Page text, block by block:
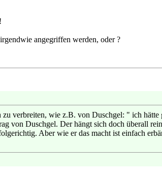
angegriffen werden, oder ?
verbreiten, wie z.B. von Duschgel: " ich hätte
von Duschgel. Der hängt sich doch überall
Aber wie er das macht ist einfach